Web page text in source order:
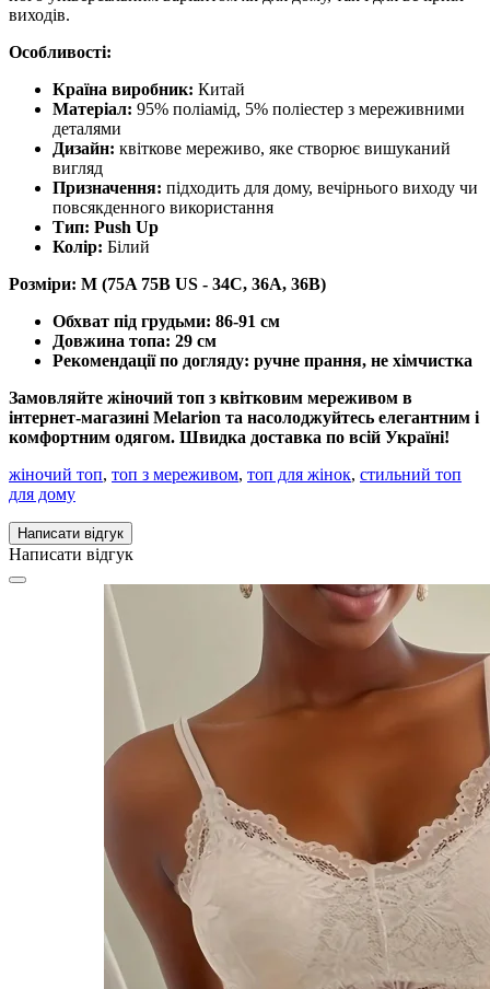
виходів.
Особливості:
Країна виробник: Китай
Матеріал: 95% поліамід, 5% поліестер з мереживними
деталями
Дизайн: квіткове мереживо, яке створює вишуканий
вигляд
Призначення: підходить для дому, вечірнього виходу чи
повсякденного використання
Тип: Push Up
Колір: Білий
Розміри: М (75A 75B US - 34С, 36А, 36В)
Обхват під грудьми: 86-91 см
Довжина топа: 29 см
Рекомендації по догляду: ручне прання, не хімчистка
Замовляйте жіночий топ з квітковим мереживом в
інтернет-магазині Melarion та насолоджуйтесь елегантним і
комфортним одягом. Швидка доставка по всій Україні!
жіночий топ, топ з мереживом, топ для жінок, стильний топ
для дому
Написати відгук
Написати відгук